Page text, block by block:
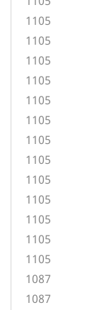
1105
1105
1105
1105
1105
1105
1105
1105
1105
1105
1105
1105
1105
1087
1087